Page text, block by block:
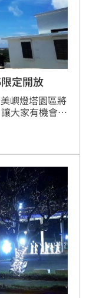
定開放
嶼燈塔園區將
大家有機會可